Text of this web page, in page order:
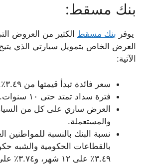
بنك مسقط:
يوفر بنك مسقط الكثير من العروض
العرض الخاص بتمويل سيارتي الذي
الآتية:
سعر فائدة تبدأ قيمتها من ٣.٤٩٪.
فترة سداد تمتد حتى ١٠ سنوات.
العرض ساري على كل من
والمستعملة.
نسبة البنك بالنسبة للمواطنين
بالقطاعات الحكومية والشبه